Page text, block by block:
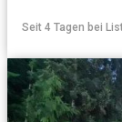
Seit 4 Tagen bei